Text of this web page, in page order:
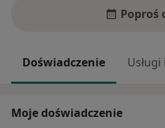
Poproś
Doświadczenie
Moje doświadczenie